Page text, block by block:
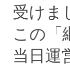
受けま
この「
当日運